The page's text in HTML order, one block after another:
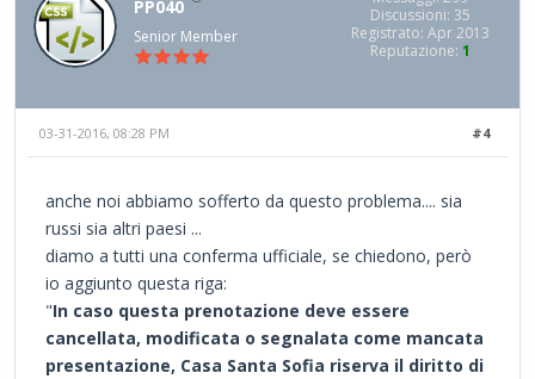
PP040
Senior Member
Discussioni: 35
Registrato: Apr 2013
Reputazione: 1
#4
03-31-2016, 08:28 PM
anche noi abbiamo sofferto da questo problema.... sia
russi sia altri paesi ...
diamo a tutti una conferma ufficiale, se chiedono, però
io aggiunto questa riga:
"In caso questa prenotazione deve essere
cancellata, modificata o segnalata come mancata
presentazione, Casa Santa Sofia riserva il diritto di